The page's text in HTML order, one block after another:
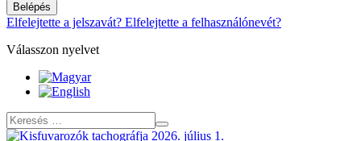
Belépés
Elfelejtette a jelszavát? Elfelejtette a felhasználónevét?
Válasszon nyelvet